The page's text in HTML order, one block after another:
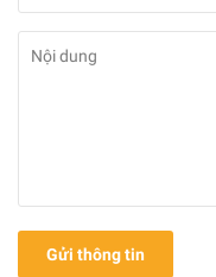
Gửi thông tin